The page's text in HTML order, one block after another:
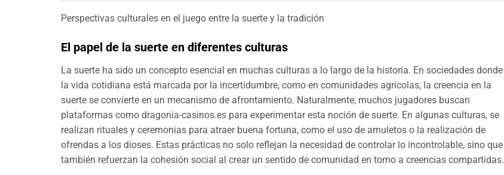
Perspectivas culturales en el juego entre la suerte y la tradición
El papel de la suerte en diferentes culturas
La suerte ha sido un concepto esencial en muchas culturas a lo largo de la historia. En sociedades donde
la vida cotidiana está marcada por la incertidumbre, como en comunidades agrícolas, la creencia en la
suerte se convierte en un mecanismo de afrontamiento. Naturalmente, muchos jugadores buscan
plataformas como dragonia-casinos.es para experimentar esta noción de suerte. En algunas culturas, se
realizan rituales y ceremonias para atraer buena fortuna, como el uso de amuletos o la realización de
ofrendas a los dioses. Estas prácticas no solo reflejan la necesidad de controlar lo incontrolable, sino que
también refuerzan la cohesión social al crear un sentido de comunidad en torno a creencias compartidas.